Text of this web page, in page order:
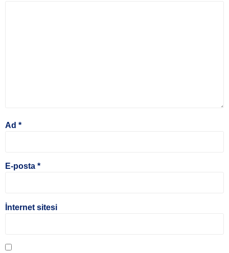
Ad *
E-posta *
İnternet sitesi